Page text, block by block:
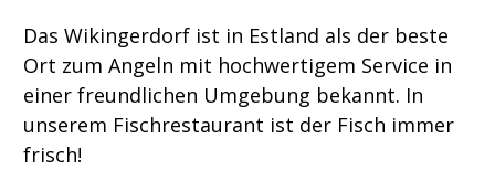
Das Wikingerdorf ist in Estland als der beste
Ort zum Angeln mit hochwertigem Service in
einer freundlichen Umgebung bekannt. In
unserem Fischrestaurant ist der Fisch immer
frisch!